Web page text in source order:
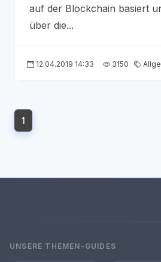
auf der Blockchain basiert
über die...
12.04.2019 14:33 3150
1
UNSERE THEMEN-GUIDES